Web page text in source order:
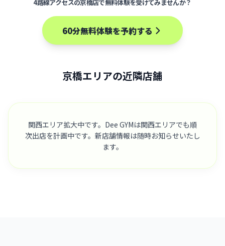
4路線アクセスの京橋店で無料体験を受けてみませんか？
60分無料体験を予約する
京橋エリアの近隣店舗
関西エリア拡大中です。Dee GYMは関西エリアでも順
次出店を計画中です。新店舗情報は随時お知らせいたし
ます。